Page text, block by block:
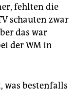
fehlten die
schauten zwar
das war
der WM in
was bestenfalls